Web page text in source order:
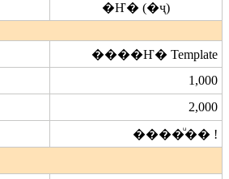
�Ҥ� (�ҷ)
����Ҥ� Template
1,000
2,000
����ͧ�� !